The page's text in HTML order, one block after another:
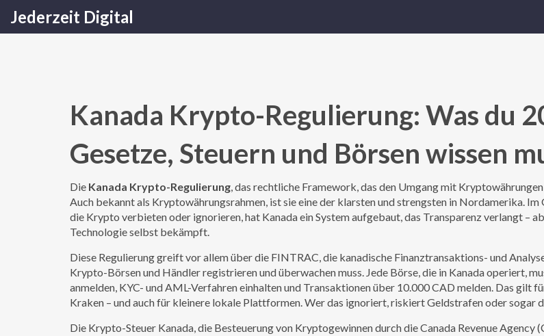
Jederzeit Digital
Kanada Krypto-Regulierung: Was du
Gesetze, Steuern und Börsen wissen
Die Kanada Krypto-Regulierung,das rechtliche Framework, das den Umgang mit
Auch bekannt als Kryptowährungsrahmen, ist sie eine der klarsten und strengsten in Nordamerika. Im
die Krypto verbieten oder ignorieren, hat Kanada ein System aufgebaut, das Transparenz verlangt –
Technologie selbst bekämpft.
Diese Regulierung greift vor allem über die FINTRAC,die kanadische Finanztransaktions- und
Krypto-Börsen und Händler registrieren und überwachen muss. Jede Börse, die in Kanada operiert,
anmelden, KYC- und AML-Verfahren einhalten und Transaktionen über 10.000 CAD melden. Das gilt
Kraken – und auch für kleinere lokale Plattformen. Wer das ignoriert, riskiert Geldstrafen oder sogar
Die Krypto-Steuer Kanada,die Besteuerung von Kryptogewinnen durch die Canada Revenue Agency